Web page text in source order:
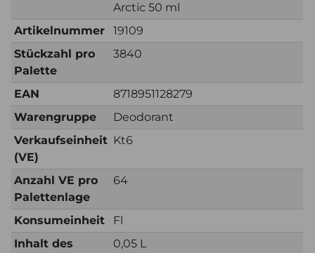
Arctic 50 ml
Artikelnummer
19109
Stückzahl pro
Palette
3840
EAN
8718951128279
Warengruppe
Deodorant
Verkaufseinheit
(VE)
Kt6
Anzahl VE pro
Palettenlage
64
Konsumeinheit
Fl
Inhalt des
0,05 L